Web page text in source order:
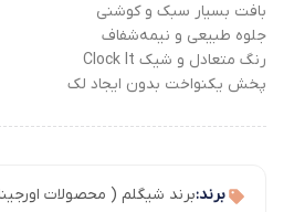
بافت بسیار سبک و کوشنی
جلوه طبیعی و نیمه‌شفاف
رنگ متعادل و شیک Clock It
پخش یکنواخت بدون ایجاد لک
برند:برند شیگلم ( محصولات